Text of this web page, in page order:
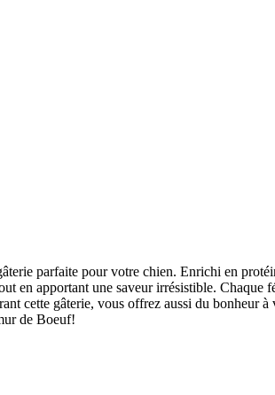
parfaite pour votre chien. Enrichi en
en apportant une saveur irrésistible.
cette gâterie, vous offrez aussi du bonheur
de Boeuf!